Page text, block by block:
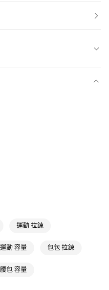
運費運動 拉鍊
運動 容量 包包 拉鍊
腰包 容量